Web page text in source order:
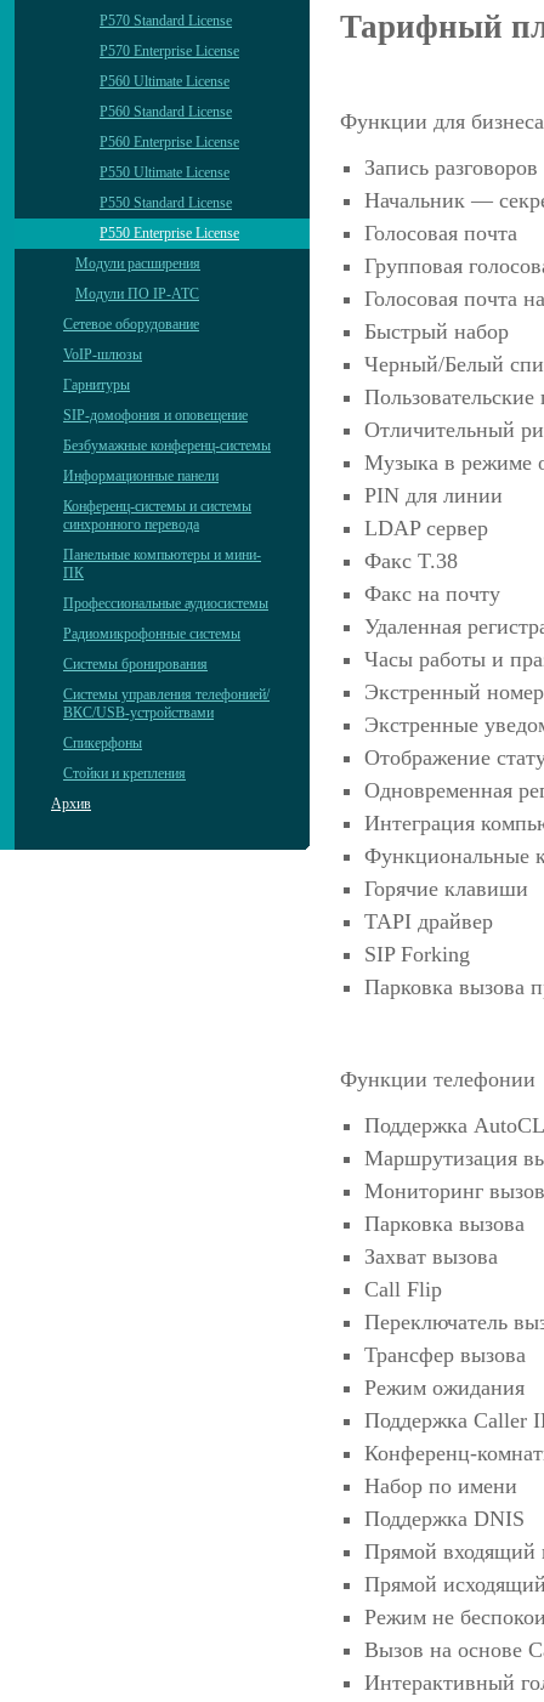
P570 Standard License
P570 Enterprise License
P560 Ultimate License
P560 Standard License
P560 Enterprise License
P550 Ultimate License
P550 Standard License
P550 Enterprise License
Модули расширения
Модули ПО IP-АТС
Сетевое оборудование
VoIP-шлюзы
Гарнитуры
SIP-домофония и оповещение
Безбумажные конференц-системы
Информационные панели
Конференц-системы и системы
синхронного перевода
Панельные компьютеры и мини-
ПК
Профессиональные аудиосистемы
Радиомикрофонные системы
Системы бронирования
Системы управления телефонией/
ВКС/USB-устройствами
Спикерфоны
Стойки и крепления
Архив
Тарифный
Функции для бизнеса
Запись разговоров
Начальник —
Голосовая почта
Групповая
Голосовая почта
Быстрый набор
Черный/Белый
Отличительный
Музыка в режиме
PIN для линии
LDAP сервер
Факс T.38
Факс на почту
Удаленная
Часы работы и
Экстренный номер
Экстренные
Отображение
Одновременная
Интеграция
Функциональные
Горячие клавиши
TAPI драйвер
SIP Forking
Парковка вызова
Функции телефонии
Поддержка
Маршрутизация
Мониторинг
Парковка вызова
Захват вызова
Call Flip
Переключатель
Трансфер вызова
Режим ожидания
Поддержка Caller
Конференц-
Набор по имени
Поддержка DNIS
Прямой
Прямой
Режим не
Вызов на основе
Интерактивный